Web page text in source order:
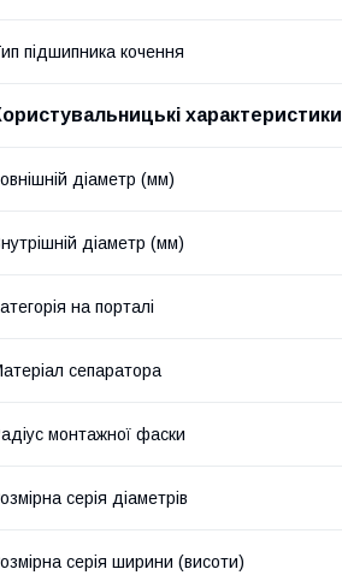
підшипника кочення
характеристики
діаметр (мм)
діаметр (мм)
на порталі
сепаратора
монтажної фаски
серія діаметрів
серія ширини (висоти)